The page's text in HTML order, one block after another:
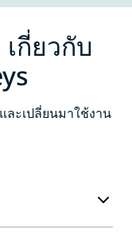
กี่ยวกับ
ละเปลี่ยนมาใช้งาน